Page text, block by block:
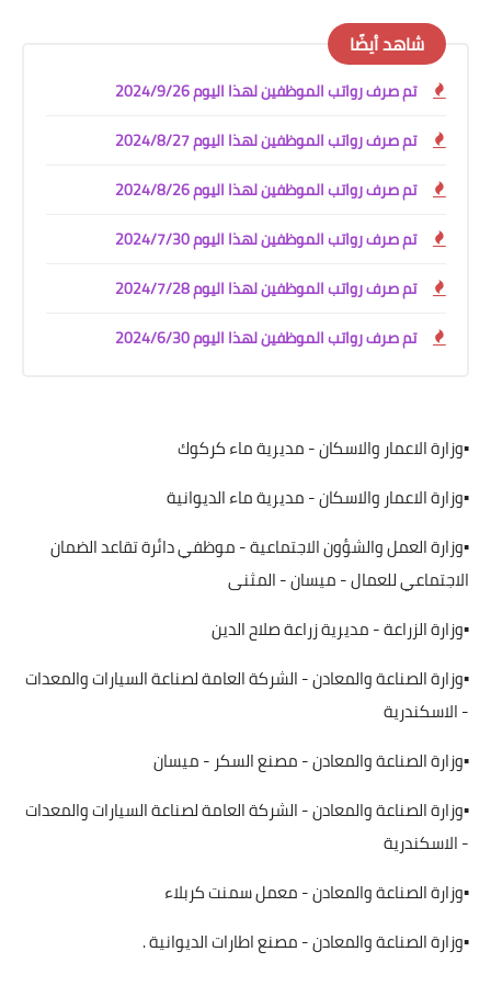
شاهد أيضًا
تم صرف رواتب الموظفين لهذا اليوم 2024/9/26
تم صرف رواتب الموظفين لهذا اليوم 2024/8/27
تم صرف رواتب الموظفين لهذا اليوم 2024/8/26
تم صرف رواتب الموظفين لهذا اليوم 2024/7/30
تم صرف رواتب الموظفين لهذا اليوم 2024/7/28
تم صرف رواتب الموظفين لهذا اليوم 2024/6/30
▪️وزارة الاعمار والاسكان - مديرية ماء كركوك
▪️وزارة الاعمار والاسكان - مديرية ماء الديوانية
▪️وزارة العمل والشؤون الاجتماعية - موظفي دائرة تقاعد الضمان
الاجتماعي للعمال - ميسان - المثنى
▪️وزارة الزراعة - مديرية زراعة صلاح الدين
▪️وزارة الصناعة والمعادن - الشركة العامة لصناعة السيارات والمعدات
- الاسكندرية
▪️وزارة الصناعة والمعادن - مصنع السكر - ميسان
▪️وزارة الصناعة والمعادن - الشركة العامة لصناعة السيارات والمعدات
- الاسكندرية
▪️وزارة الصناعة والمعادن - معمل سمنت كربلاء
▪️وزارة الصناعة والمعادن - مصنع اطارات الديوانية .